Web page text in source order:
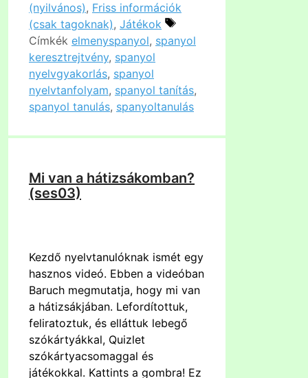
(nyilvános), Friss információk
(csak tagoknak), Játékok
Címkék elmenyspanyol, spanyol
keresztrejtvény, spanyol
nyelvgyakorlás, spanyol
nyelvtanfolyam, spanyol tanítás,
spanyol tanulás, spanyoltanulás
Mi van a hátizsákomban?
(ses03)
Kezdő nyelvtanulóknak ismét egy
hasznos videó. Ebben a videóban
Baruch megmutatja, hogy mi van
a hátizsákjában. Lefordítottuk,
feliratoztuk, és elláttuk lebegő
szókártyákkal, Quizlet
szókártyacsomaggal és
játékokkal. Kattints a gombra! Ez